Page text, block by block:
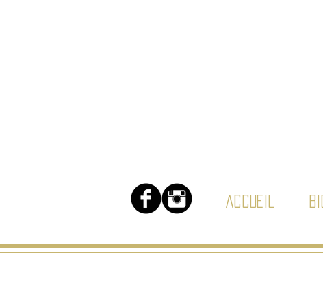
Accueil Bio